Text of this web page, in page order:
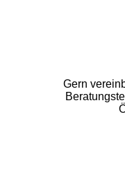
Gern